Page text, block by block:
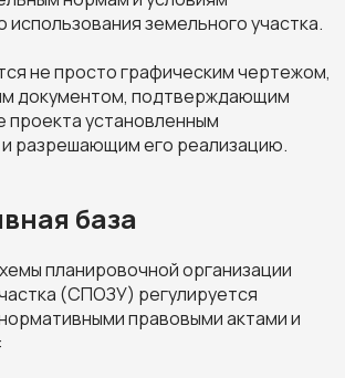
использования земельного участка.
не просто графическим чертежом,
документом, подтверждающим
проекта установленным
разрешающим его реализацию.
база
планировочной организации
(СПОЗУ) регулируется
правовыми актами и